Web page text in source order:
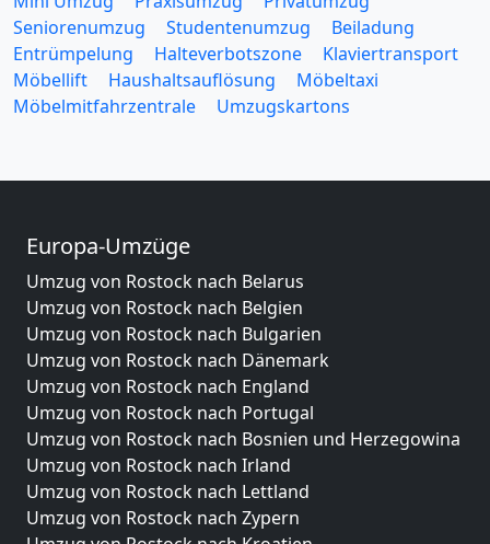
Seniorenumzug
Studentenumzug
Beiladung
Entrümpelung
Halteverbotszone
Klaviertransport
Möbellift
Haushaltsauflösung
Möbeltaxi
Möbelmitfahrzentrale
Umzugskartons
Europa-Umzüge
Umzug von Rostock nach Belarus
Umzug von Rostock nach Belgien
Umzug von Rostock nach Bulgarien
Umzug von Rostock nach Dänemark
Umzug von Rostock nach England
Umzug von Rostock nach Portugal
Umzug von Rostock nach Bosnien und Herzegowina
Umzug von Rostock nach Irland
Umzug von Rostock nach Lettland
Umzug von Rostock nach Zypern